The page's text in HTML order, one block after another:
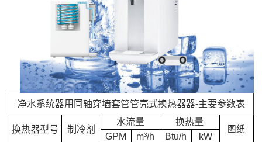
净水系统器用同轴穿墙套管管壳式换热器器-主要参数表
换热器型号 制冷剂
水流量 换热量
图纸
GPM m³/h Btu/h
kW